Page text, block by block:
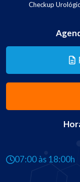
Checkup
07:00 às 18:00h